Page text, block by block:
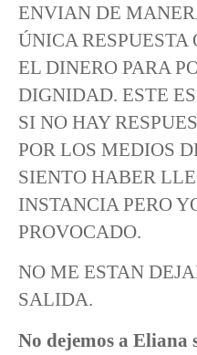
ENVIAN DE
ÚNICA RESPUESTA
EL DINERO PARA
DIGNIDAD. ESTE
SI NO HAY
POR LOS MEDIOS
SIENTO HABER
INSTANCIA PERO
PROVOCADO.
NO ME ESTAN
SALIDA.
No dejemos a Eliana